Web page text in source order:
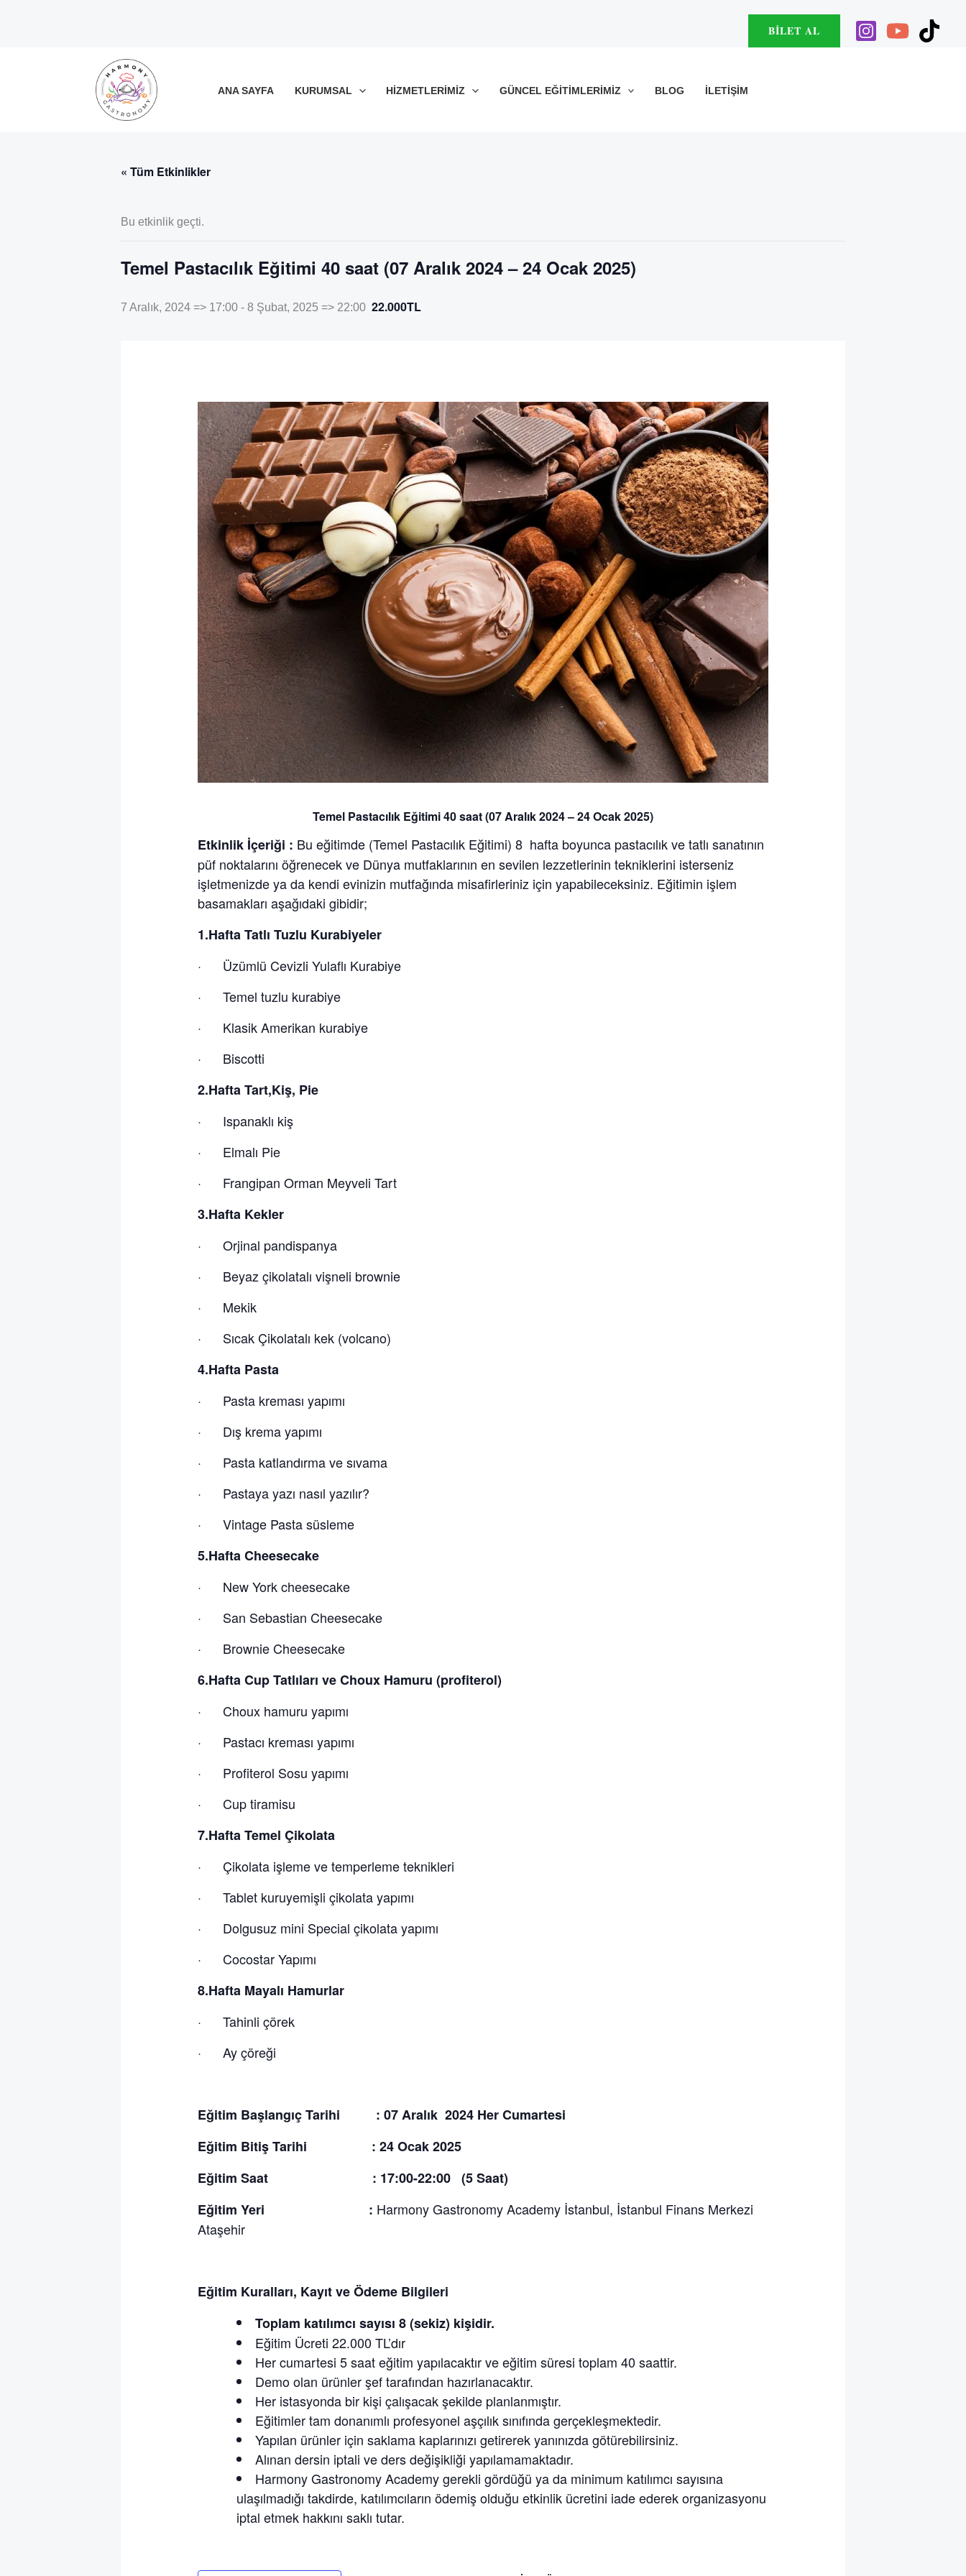
BILET AL
ANA SAYFA KURUMSAL HIZMETLERIMIZ GÜNCEL EĞITIMLERIMIZ BLOG İLETIŞIM
« Tüm Etkinlikler
Bu etkinlik geçti.
Temel Pastacılık Eğitimi 40 saat (07 Aralık 2024 – 24 Ocak 2025)
7 Aralık, 2024 => 17:00 - 8 Şubat, 2025 => 22:00 22.000TL
Temel Pastacılık Eğitimi 40 saat (07 Aralık 2024 – 24 Ocak 2025)
Etkinlik İçeriği : Bu eğitimde (Temel Pastacılık Eğitimi) 8 hafta boyunca pastacılık ve tatlı sanatının
püf noktalarını öğrenecek ve Dünya mutfaklarının en sevilen lezzetlerinin tekniklerini isterseniz
işletmenizde ya da kendi evinizin mutfağında misafirleriniz için yapabileceksiniz. Eğitimin işlem
basamakları aşağıdaki gibidir;
1.Hafta Tatlı Tuzlu Kurabiyeler
· Üzümlü Cevizli Yulaflı Kurabiye
· Temel tuzlu kurabiye
· Klasik Amerikan kurabiye
· Biscotti
2.Hafta Tart,Kiş, Pie
· Ispanaklı kiş
· Elmalı Pie
· Frangipan Orman Meyveli Tart
3.Hafta Kekler
· Orjinal pandispanya
· Beyaz çikolatalı vişneli brownie
· Mekik
· Sıcak Çikolatalı kek (volcano)
4.Hafta Pasta
· Pasta kreması yapımı
· Dış krema yapımı
· Pasta katlandırma ve sıvama
· Pastaya yazı nasıl yazılır?
· Vintage Pasta süsleme
5.Hafta Cheesecake
· New York cheesecake
· San Sebastian Cheesecake
· Brownie Cheesecake
6.Hafta Cup Tatlıları ve Choux Hamuru (profiterol)
· Choux hamuru yapımı
· Pastacı kreması yapımı
· Profiterol Sosu yapımı
· Cup tiramisu
7.Hafta Temel Çikolata
· Çikolata işleme ve temperleme teknikleri
· Tablet kuruyemişli çikolata yapımı
· Dolgusuz mini Special çikolata yapımı
· Cocostar Yapımı
8.Hafta Mayalı Hamurlar
· Tahinli çörek
· Ay çöreği
Eğitim Başlangıç Tarihi : 07 Aralık 2024 Her Cumartesi
Eğitim Bitiş Tarihi : 24 Ocak 2025
Eğitim Saat : 17:00-22:00 (5 Saat)
Eğitim Yeri : Harmony Gastronomy Academy İstanbul, İstanbul Finans Merkezi
Ataşehir
Eğitim Kuralları, Kayıt ve Ödeme Bilgileri
Toplam katılımcı sayısı 8 (sekiz) kişidir.
Eğitim Ücreti 22.000 TL’dır
Her cumartesi 5 saat eğitim yapılacaktır ve eğitim süresi toplam 40 saattir.
Demo olan ürünler şef tarafından hazırlanacaktır.
Her istasyonda bir kişi çalışacak şekilde planlanmıştır.
Eğitimler tam donanımlı profesyonel aşçılık sınıfında gerçekleşmektedir.
Yapılan ürünler için saklama kaplarınızı getirerek yanınızda götürebilirsiniz.
Alınan dersin iptali ve ders değişikliği yapılamamaktadır.
Harmony Gastronomy Academy gerekli gördüğü ya da minimum katılımcı sayısına
ulaşılmadığı takdirde, katılımcıların ödemiş olduğu etkinlik ücretini iade ederek organizasyonu
iptal etmek hakkını saklı tutar.